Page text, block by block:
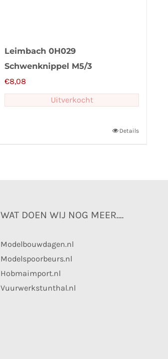
Leimbach 0H029
Schwenknippel M5/3
€8,08
Uitverkocht
Details
WAT DOEN WIJ NOG MEER….
Modelbouwdagen.nl
Modelspoorbeurs.nl
Hobmaimport.nl
Vuurwerkstunthal.nl